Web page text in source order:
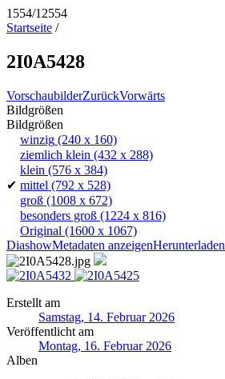
1554/12554
Startseite /
2I0A5428
VorschaubilderZurückVorwärts
Bildgrößen
Bildgrößen
winzig (240 x 160)
ziemlich klein (432 x 288)
klein (576 x 384)
✔ mittel (792 x 528)
groß (1008 x 672)
besonders groß (1224 x 816)
Original (1600 x 1067)
DiashowMetadaten anzeigenHerunterladen
Erstellt am
Samstag, 14. Februar 2026
Veröffentlicht am
Montag, 16. Februar 2026
Alben